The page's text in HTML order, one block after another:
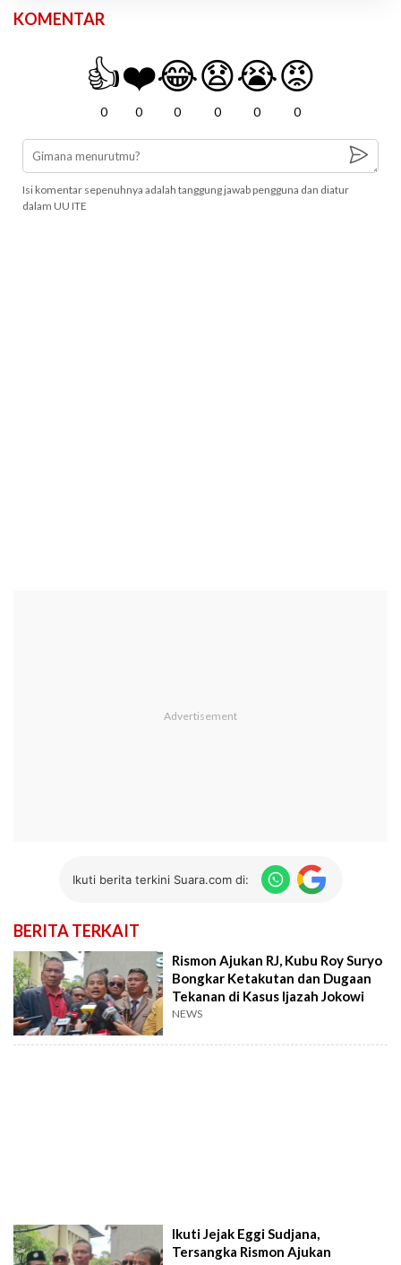
KOMENTAR
👍
0
❤️
0
😂
0
😧
0
😭
0
😡
0
Isi komentar sepenuhnya adalah tanggung jawab pengguna dan diatur
dalam UU ITE
Ikuti berita terkini Suara.com di:
BERITA TERKAIT
Rismon Ajukan RJ, Kubu Roy Suryo
Bongkar Ketakutan dan Dugaan
Tekanan di Kasus Ijazah Jokowi
NEWS
Ikuti Jejak Eggi Sudjana,
Tersangka Rismon Ajukan